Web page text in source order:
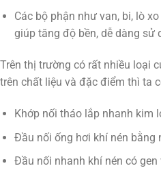
Các bộ phận như van, bi, lò
giúp tăng độ bền, dễ dàng sử
Trên thị trường có rất nhiều loại
trên chất liệu và đặc điểm thì ta
Khớp nối tháo lắp nhanh kim
Đầu nối ống hơi khí nén bằng
Đầu nối nhanh khí nén có gen